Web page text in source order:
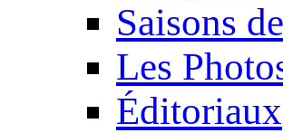
Saisons
Les
Éditoriaux